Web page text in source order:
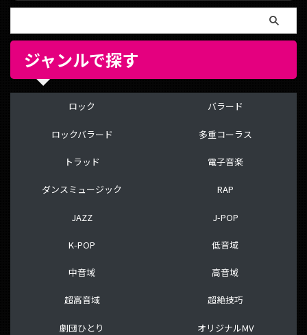
ジャンルで探す
ロック
ロックバラード
トラッド
ダンスミュージック
JAZZ
K-POP
中音域
超高音域
劇団ひとり
バラード
多重コーラス
電子音楽
RAP
J-POP
低音域
高音域
超絶技巧
オリジナルMV